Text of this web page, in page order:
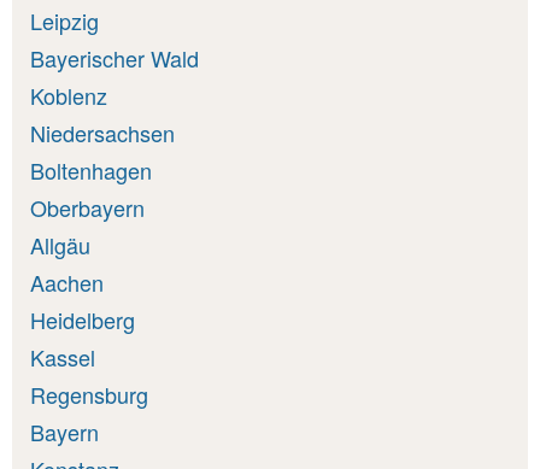
Leipzig
Bayerischer Wald
Koblenz
Niedersachsen
Boltenhagen
Oberbayern
Allgäu
Aachen
Heidelberg
Kassel
Regensburg
Bayern